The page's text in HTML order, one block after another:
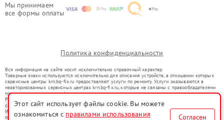
Мы принимаем
все формы оплаты
Политика конфиденциальности
Вся информация на сайте носит исключительно справочный характер.
Товарные знаки используются исключительно для описания устройств, в отношении которых
сервисные центры krn.bq-fix.ru предоставляют услуги по ремонту. Услуги оказываются в
неавторизованных сервисных центрах krn.bq-fix.ru, которые не связаны с правообладателями
товарных знаков или их официальными представителями.
Ремонт осуществляется для устройств, уже введенных в гражданский оборот в соответствии
со статьей 1487 ГК РФ.
Использование товарных знаков не преследует цели индивидуализации услуг или введения
потребителей в заблуждение, а служит для информирования о предоставляемых услугах по
Этот сайт использует файлы cookie. Вы можете
ознакомиться с правилами использования Согласен